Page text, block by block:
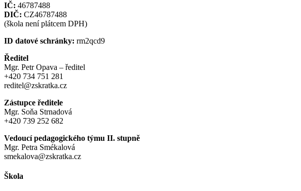
IČ: 46787488
DIČ: CZ46787488
(škola není plátcem DPH)
ID datové schránky: rm2qcd9
Ředitel
Mgr. Petr Opava – ředitel
+420 734 751 281
reditel@zskratka.cz
Zástupce ředitele
Mgr. Soňa Strnadová
+420 739 252 682
Vedoucí pedagogického týmu II. stupně
Mgr. Petra Smékalová
smekalova@zskratka.cz
Škola